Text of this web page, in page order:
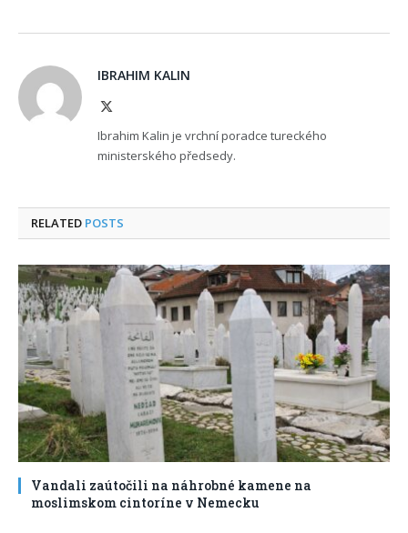
IBRAHIM KALIN
Ibrahim Kalin je vrchní poradce tureckého
ministerského předsedy.
RELATED POSTS
Vandali zaútočili na náhrobné kamene na
moslimskom cintoríne v Nemecku